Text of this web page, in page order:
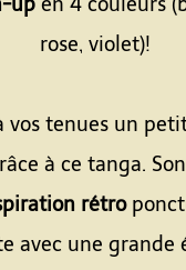
rose, violet)!
vos tenues un
à ce tanga.
rétro
avec une grande